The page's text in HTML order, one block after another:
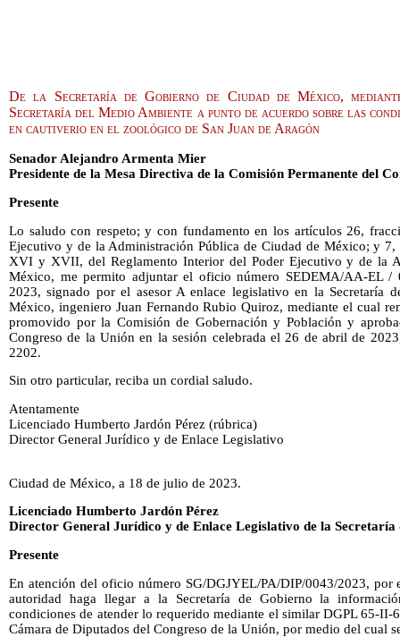
De la Secretaría de Gobierno de Ciudad de México,
Secretaría del Medio Ambiente a punto de acuerdo sobre las
en cautiverio en el zoológico de San Juan de Aragón
Senador Alejandro Armenta Mier
Presidente de la Mesa Directiva de la Comisión Permanente del
Presente
Lo saludo con respeto; y con fundamento en los artículos 26,
Ejecutivo y de la Administración Pública de Ciudad de México; y
XVI y XVII, del Reglamento Interior del Poder Ejecutivo y de la
México, me permito adjuntar el oficio número SEDEMA/AA-EL
2023, signado por el asesor A enlace legislativo en la Secretaría
México, ingeniero Juan Fernando Rubio Quiroz, mediante el cual
promovido por la Comisión de Gobernación y Población y
Congreso de la Unión en la sesión celebrada el 26 de abril de
2202.
Sin otro particular, reciba un cordial saludo.
Atentamente
Licenciado Humberto Jardón Pérez (rúbrica)
Director General Jurídico y de Enlace Legislativo
Ciudad de México, a 18 de julio de 2023.
Licenciado Humberto Jardón Pérez
Director General Jurídico y de Enlace Legislativo de la Secretaría
Presente
En atención del oficio número SG/DGJYEL/PA/DIP/0043/2023, por
autoridad haga llegar a la Secretaría de Gobierno la
condiciones de atender lo requerido mediante el similar DGPL 65-II-
Cámara de Diputados del Congreso de la Unión, por medio del cual